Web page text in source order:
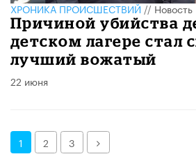
ХРОНИКА ПРОИСШЕСТВИЙ//Новость
Причиной убийства
детском лагере стал
лучший вожатый
22 июня
1 2 3 Далее